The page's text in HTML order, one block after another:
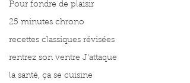
Pour fondre de plaisir
25 minutes chrono
recettes classiques révisées
rentrez son ventre J'attaque
la santé, ça se cuisine